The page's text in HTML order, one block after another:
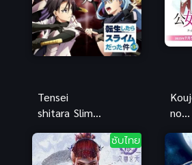
Tensei
shitara Slime
เกิดใหม่ทั้งทีก็
เป็นสไลม์ไป
no
ผู้สอ
ขอ
ซับไทย